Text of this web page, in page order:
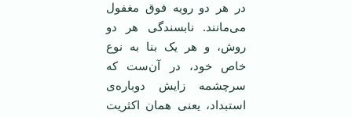
در هر دو رویه فوق مغفول
می‌مانند. نابسندگی هر دو
روش، و هر یک بنا به نوع
خاص خود، در آن‌ست که
سرچشمه زایش دوباره‌ی
استبداد، یعنی همان اکثریت